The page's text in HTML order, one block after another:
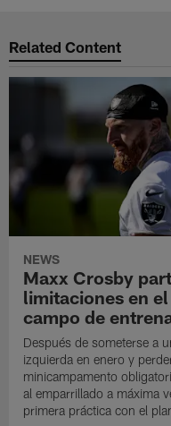
Related Content
NEWS
Maxx Crosby
limitaciones en
campo de
Después de someterse a
izquierda en enero y
minicampamento
al emparrillado a máxima
primera práctica con el